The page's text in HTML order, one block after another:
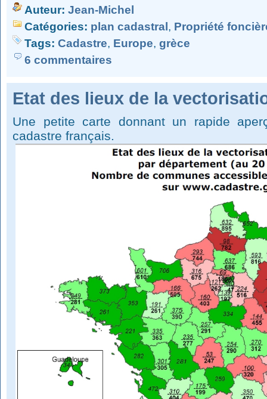
Auteur: Jean-Michel
Catégories: plan cadastral , Propriété
Tags: Cadastre, Europe, grèce
6 commentaires
Etat des lieux de la
Une petite carte donnant un rapide
cadastre français.